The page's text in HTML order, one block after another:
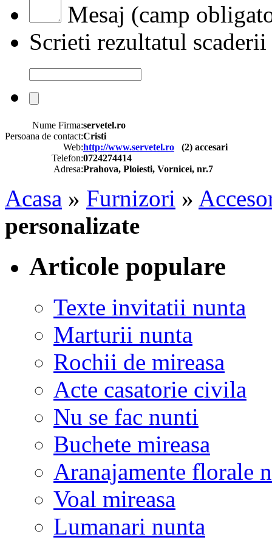
Mesaj (camp
Scrieti rezultatul scaderii
Nume Firma:servetel.ro
Persoana de contact:Cristi
Web:http://www.servetel.ro (2) accesari
Telefon:0724274414
Adresa:Prahova, Ploiesti, Vornicei, nr.7
Acasa » Furnizori »
personalizate
Articole populare
Texte invitatii nunta
Marturii nunta
Rochii de mireasa
Acte casatorie civila
Nu se fac nunti
Buchete mireasa
Aranajamente florale
Voal mireasa
Lumanari nunta